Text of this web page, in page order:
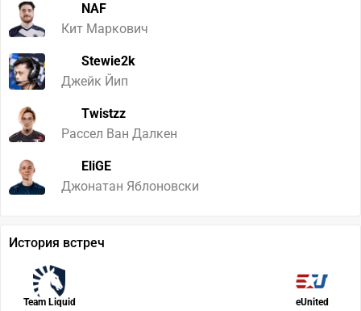
NAF
Кит Маркович
Stewie2k
Джейк Йип
Twistzz
Рассел Ван Далкен
EliGE
Джонатан Яблоновски
История встреч
Team Liquid eUnited